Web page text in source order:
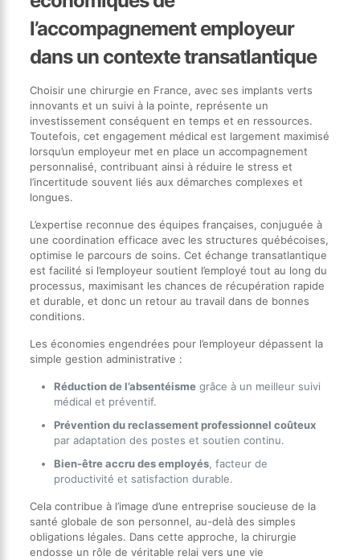
l’accompagnement employeur
dans un contexte transatlantique
Choisir une chirurgie en France, avec ses implants verts
innovants et un suivi à la pointe, représente un
investissement conséquent en temps et en ressources.
Toutefois, cet engagement médical est largement maximisé
lorsqu’un employeur met en place un accompagnement
personnalisé, contribuant ainsi à réduire le stress et
l’incertitude souvent liés aux démarches complexes et
longues.
L’expertise reconnue des équipes françaises, conjuguée à
une coordination efficace avec les structures québécoises,
optimise le parcours de soins. Cet échange transatlantique
est facilité si l’employeur soutient l’employé tout au long du
processus, maximisant les chances de récupération rapide
et durable, et donc un retour au travail dans de bonnes
conditions.
Les économies engendrées pour l’employeur dépassent la
simple gestion administrative :
Réduction de l’absentéismegrâce à un meilleur suivi
médical et préventif.
Prévention du reclassement professionnel coûteux
par adaptation des postes et soutien continu.
Bien-être accru des employés, facteur de
productivité et satisfaction durable.
Cela contribue à l’image d’une entreprise soucieuse de la
santé globale de son personnel, au-delà des simples
obligations légales. Dans cette approche, la chirurgie
endosse un rôle de véritable relai vers une vie